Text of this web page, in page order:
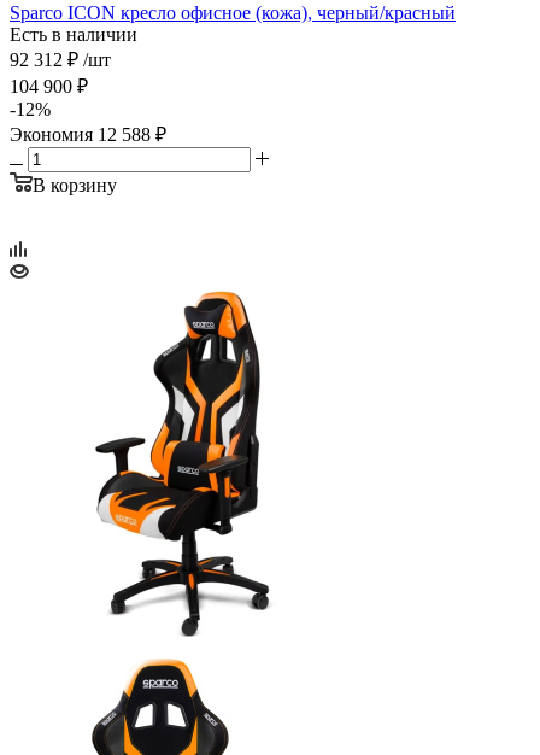
Sparco ICON кресло офисное (кожа), черный/красный
Есть в наличии
92 312 ₽ /шт
104 900 ₽
-12%
Экономия 12 588 ₽
В корзину